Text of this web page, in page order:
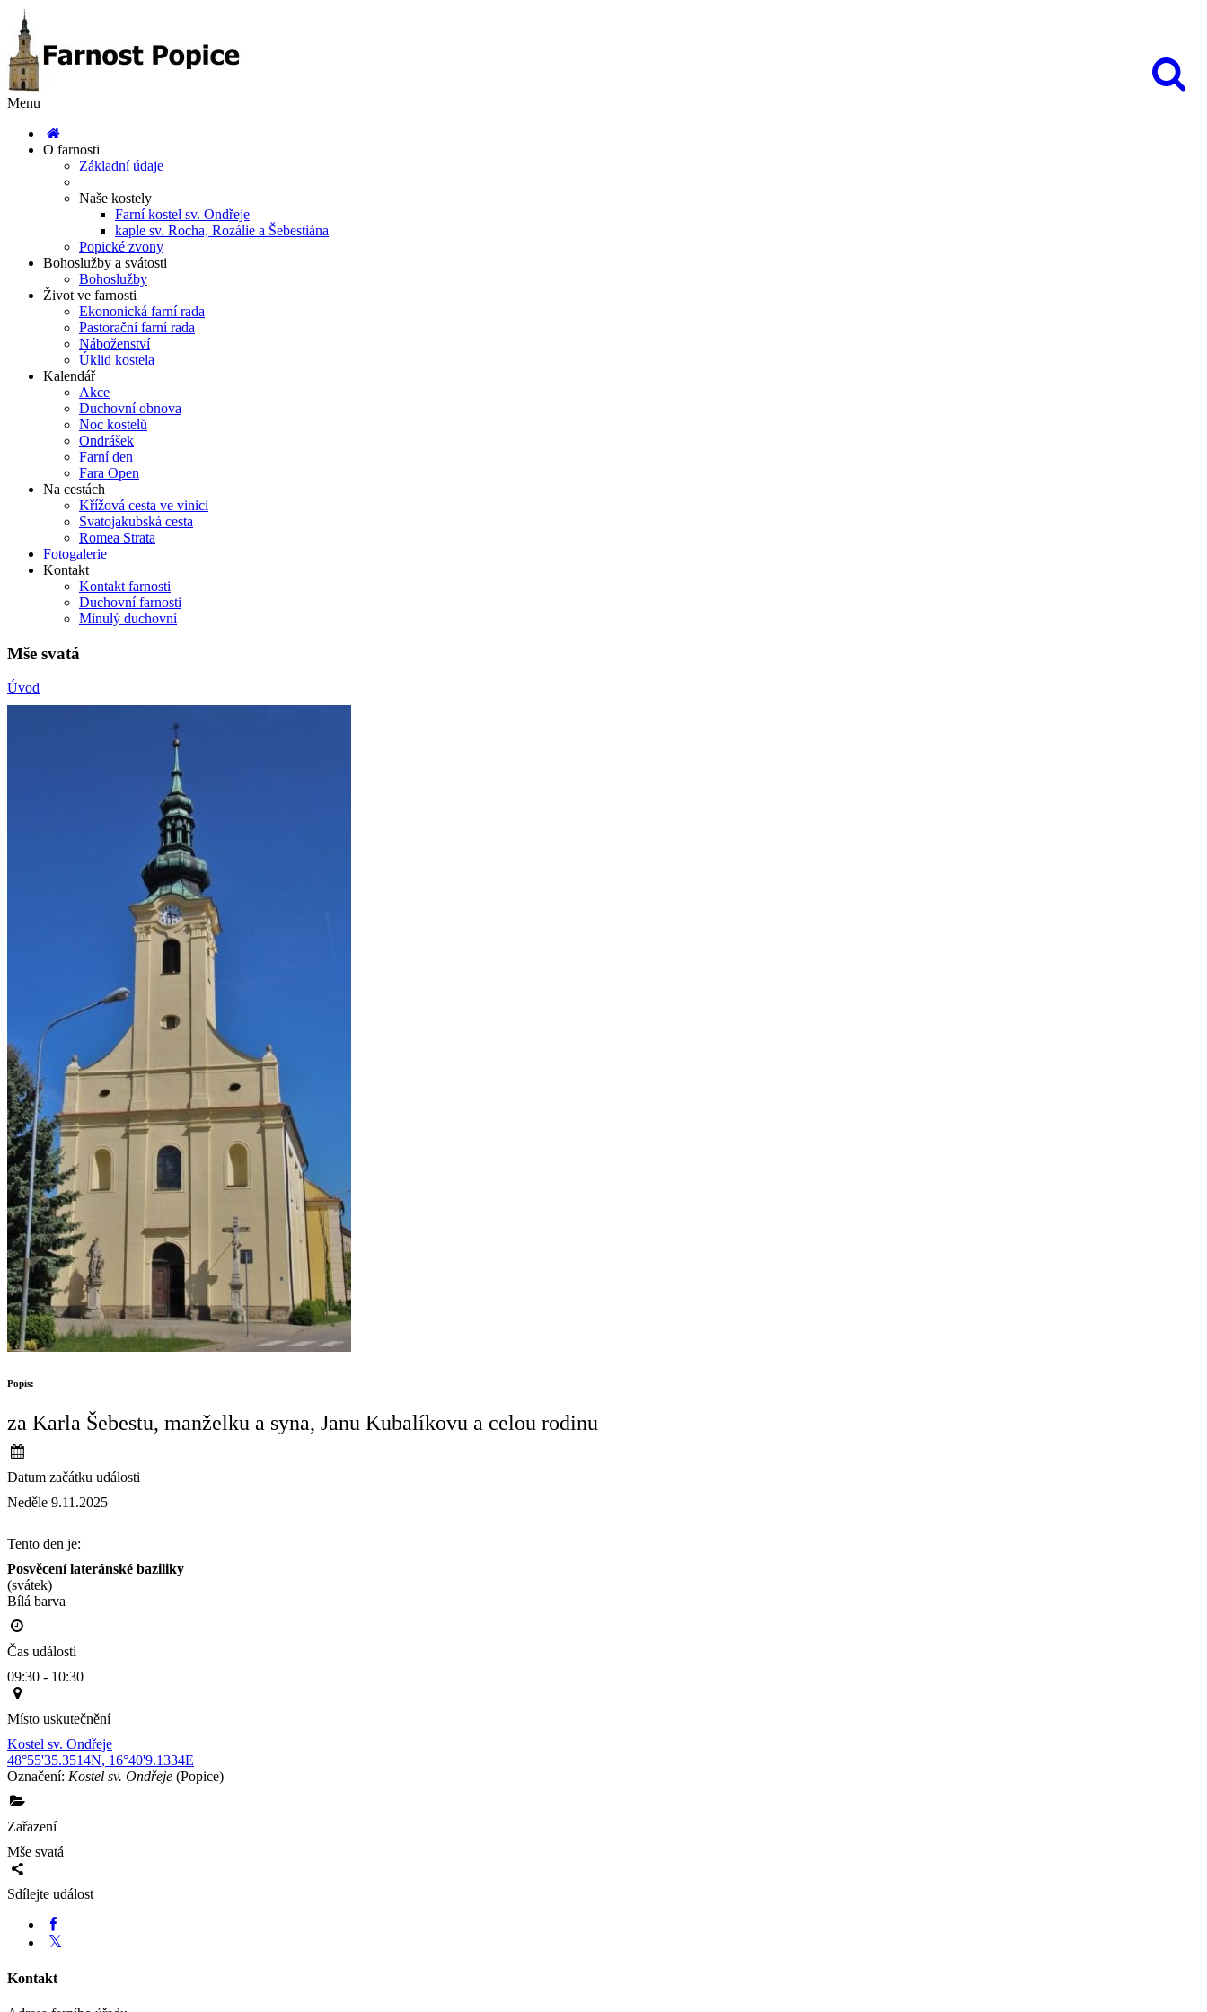
Menu
O farnosti
Základní údaje
Naše kostely
Farní kostel sv. Ondřeje
kaple sv. Rocha, Rozálie a Šebestiána
Popické zvony
Bohoslužby a svátosti
Bohoslužby
Život ve farnosti
Ekononická farní rada
Pastorační farní rada
Náboženství
Úklid kostela
Kalendář
Akce
Duchovní obnova
Noc kostelů
Ondrášek
Farní den
Fara Open
Na cestách
Křížová cesta ve vinici
Svatojakubská cesta
Romea Strata
Fotogalerie
Kontakt
Kontakt farnosti
Duchovní farnosti
Minulý duchovní
Mše svatá
Úvod
Popis:
za Karla Šebestu, manželku a syna, Janu Kubalíkovu a celou rodinu
Datum začátku události
Neděle 9.11.2025
Tento den je:
Posvěcení lateránské baziliky
(svátek)
Bílá barva
Čas události
09:30 - 10:30
Místo uskutečnění
Kostel sv. Ondřeje
48°55'35.3514N, 16°40'9.1334E
Označení: Kostel sv. Ondřeje (Popice)
Zařazení
Mše svatá
Sdílejte událost
Kontakt